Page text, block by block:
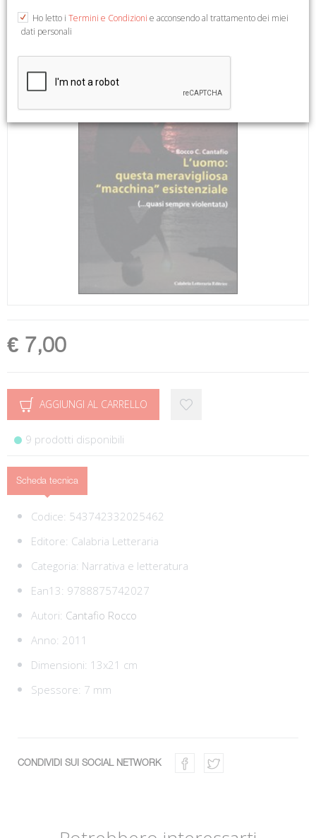
€ 7,00
AGGIUNGI AL CARRELLO
9 prodotti disponibili
Scheda tecnica
Codice: 543742332025462
Editore: Calabria Letteraria
Categoria: Narrativa e letteratura
Ean13: 9788875742027
Autori: Cantafio Rocco
Anno: 2011
Dimensioni: 13x21 cm
Spessore: 7 mm
CONDIVIDI SUI SOCIAL NETWORK
Ho letto i Termini e Condizioni e acconsendo al trattamento dei miei
dati personali